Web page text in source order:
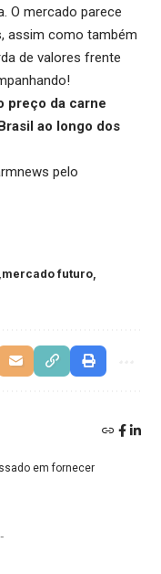
O mercado parece
assim como também
de valores frente
preço da carne
ao longo dos
pelo
mercado futuro
em fornecer